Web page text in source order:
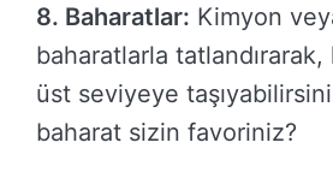
8. Baharatlar: Kimyon
baharatlarla tatlandırarak,
üst seviyeye
baharat sizin favoriniz?